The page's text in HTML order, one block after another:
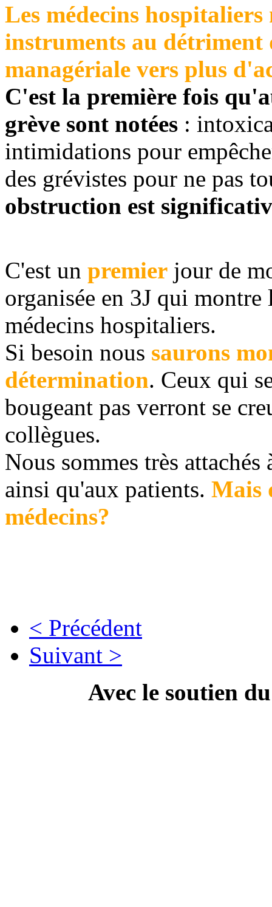
Les médecins
instruments au
managériale vers plus
C'est la première fois
grève sont notées :
intimidations pour
des grévistes pour ne pas
obstruction est
C'est un premier jour de
organisée en 3J qui montre
médecins hospitaliers.
Si besoin nous saurons
détermination. Ceux qui
bougeant pas verront se
collègues.
Nous sommes très
ainsi qu'aux patients. Mais
médecins?
< Précédent
Suivant >
Avec le soutien